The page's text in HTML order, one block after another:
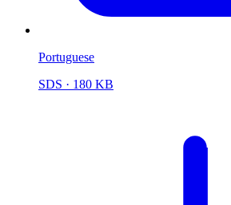
Portuguese
SDS · 180 KB